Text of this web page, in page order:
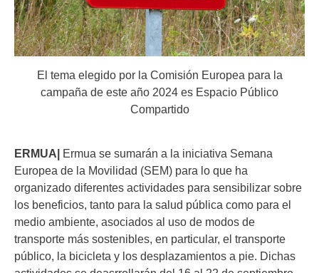
El tema elegido por la Comisión Europea para la
campaña de este año 2024 es Espacio Público
Compartido
ERMUA| Ermua se sumarán a la iniciativa Semana
Europea de la Movilidad (SEM) para lo que ha
organizado diferentes actividades para sensibilizar sobre
los beneficios, tanto para la salud pública como para el
medio ambiente, asociados al uso de modos de
transporte más sostenibles, en particular, el transporte
público, la bicicleta y los desplazamientos a pie. Dichas